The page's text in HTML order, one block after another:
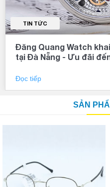
TIN TỨC
Đăng Quang Watch
tại Đà Nẵng - Ưu đãi
Đọc tiếp
SẢN